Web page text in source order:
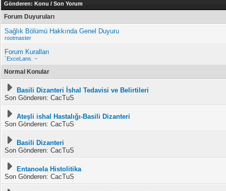
Gönderen: Konu / Son Yorum
Forum Duyuruları
Sağlık Bölümü Hakkında Genel Duyuru
rootmaster
Forum Kuralları
`ExceLans. ~
Normal Konular
Basili Dizanteri İshal Tedavisi ve Belirtileri
Son Gönderen: CacTuS
Ateşli ishal Hastalığı-Basili Dizanteri
Son Gönderen: CacTuS
Basili Dizanteri
Son Gönderen: CacTuS
Entanoela Histolitika
Son Gönderen: CacTuS